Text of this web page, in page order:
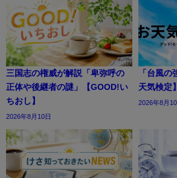
三国志の権威が解説「卑弥呼の
正体や後継者の謎」【GOOD!い
ちおし】
2026年8月10日
「台風
天気検定】
2026年8月